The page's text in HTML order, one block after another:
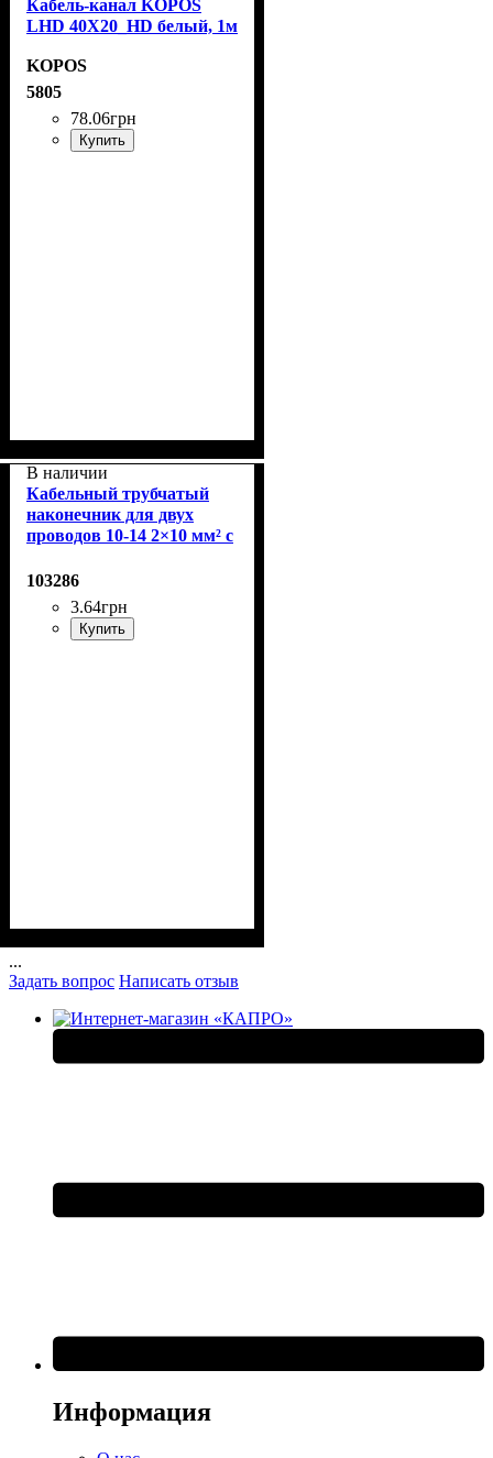
Кабель-канал KOPOS
LHD 40X20_HD белый, 1м
KOPOS
5805
78.06грн
Купить
В наличии
Кабельный трубчатый
наконечник для двух
проводов 10-14 2×10 мм² с
103286
3.64грн
Купить
...
Задать вопрос Написать отзыв
Информация